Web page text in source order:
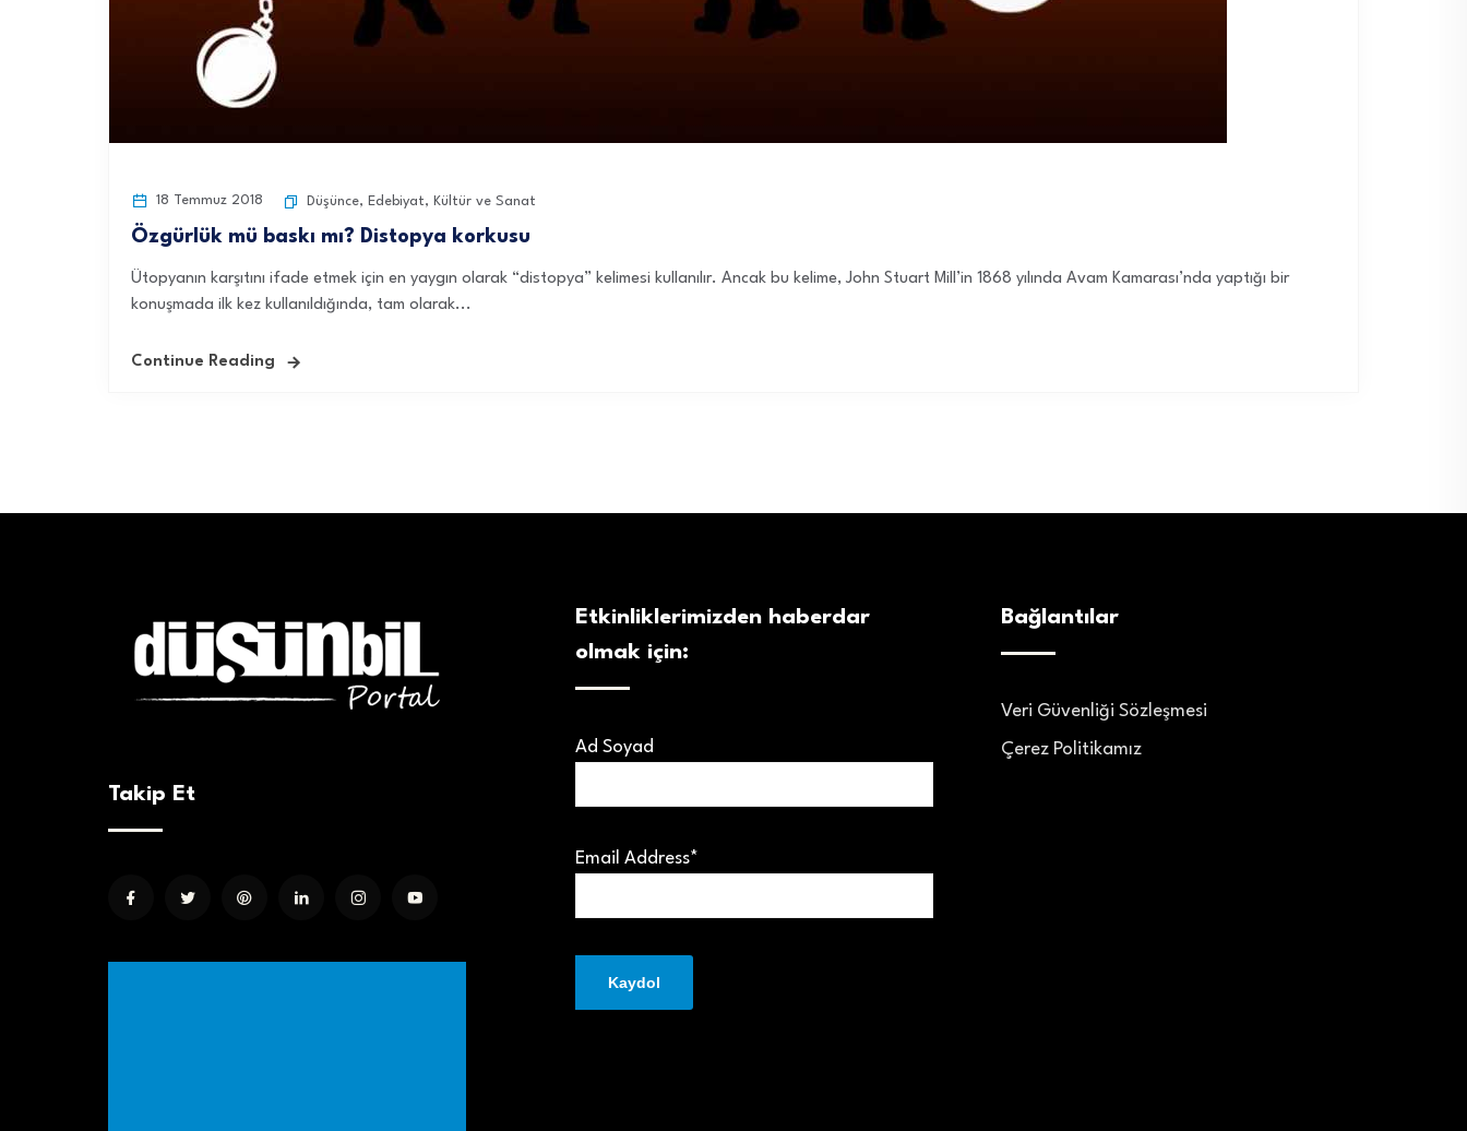
18 Temmuz 2018 Düşünce, Edebiyat, Kültür ve Sanat
Özgürlük mü baskı mı? Distopya korkusu
Ütopyanın karşıtını ifade etmek için en yaygın olarak “distopya” kelimesi kullanılır. Ancak bu kelime, John Stuart Mill’in 1868 yılında Avam Kamarası’nda yaptığı bir
konuşmada ilk kez kullanıldığında, tam olarak...
Continue Reading
Takip Et
Etkinliklerimizden haberdar
olmak için:
Ad Soyad
Email Address*
Bağlantılar
Veri Güvenliği Sözleşmesi
Çerez Politikamız